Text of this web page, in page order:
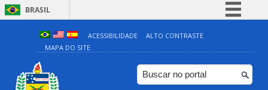
BRASIL
Simplifique!
Comunica BR
Participe
ACESSIBILIDADE
ALTO CONTRASTE
MAPA DO SITE